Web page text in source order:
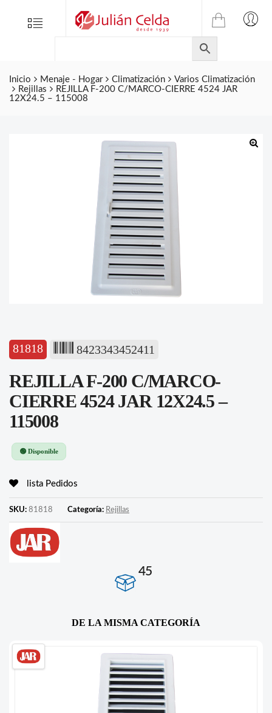
Menu
TIENDA
ONLINE
DE
JULIAN
CELDA
Inicio Menaje - Hogar Climatización
Varios Climatización
Rejillas
REJILLA F-200 C/MARCO-CIERRE 4524 JAR
12X24.5 – 115008
81818 8423343452411
REJILLA F-200 C/MARCO-
CIERRE 4524 JAR 12X24.5 –
115008
🟢 Disponible
lista Pedidos
SKU: 81818 Categoría: Rejillas
45
DE LA MISMA CATEGORÍA
Folletos
Contacto